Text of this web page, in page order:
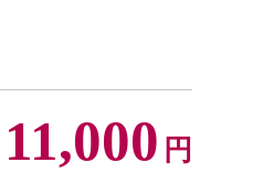
11,000 円